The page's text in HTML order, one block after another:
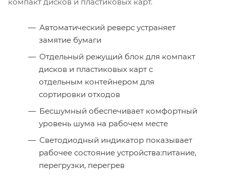
Автоматический реверс устраняет
замятие бумаги
Отдельный режущий блок для компакт
дисков и пластиковых карт с
отдельным контейнером для
сортировки отходов
Бесшумный обеспечивает комфортный
уровень шума на рабочем месте
Светодиодный индикатор показывает
рабочее состояние устройства:питание,
перегрузки, перегрев